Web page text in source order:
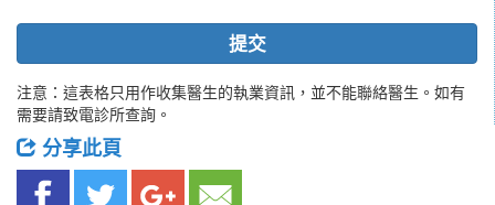
提交
注意：這表格只用作收集醫生的執業資訊，並不能聯絡醫生。如有
需要請致電診所查詢。
分享此頁